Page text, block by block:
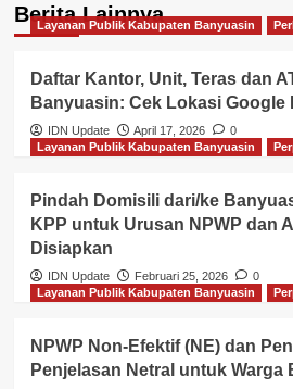
Berita Lainnya
Layanan Publik Kabupaten Banyuasin
Daftar Kantor, Unit, Teras dan
Banyuasin: Cek Lokasi Google
IDN Update April 17, 2026
0
Layanan Publik Kabupaten Banyuasin
Pindah Domisili dari/ke
KPP untuk Urusan NPWP dan
Disiapkan
IDN Update Februari 25, 2026
0
Layanan Publik Kabupaten Banyuasin
NPWP Non-Efektif (NE) dan
Penjelasan Netral untuk Warga